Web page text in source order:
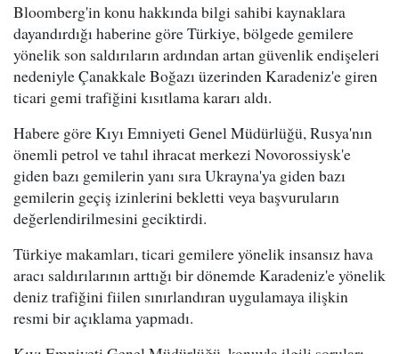
Bloomberg'in konu hakkında bilgi sahibi kaynaklara
dayandırdığı haberine göre Türkiye, bölgede gemilere
yönelik son saldırıların ardından artan güvenlik endişeleri
nedeniyle Çanakkale Boğazı üzerinden Karadeniz'e giren
ticari gemi trafiğini kısıtlama kararı aldı.
Habere göre Kıyı Emniyeti Genel Müdürlüğü, Rusya'nın
önemli petrol ve tahıl ihracat merkezi Novorossiysk'e
giden bazı gemilerin yanı sıra Ukrayna'ya giden bazı
gemilerin geçiş izinlerini bekletti veya başvuruların
değerlendirilmesini geciktirdi.
Türkiye makamları, ticari gemilere yönelik insansız hava
aracı saldırılarının arttığı bir dönemde Karadeniz'e yönelik
deniz trafiğini fiilen sınırlandıran uygulamaya ilişkin
resmi bir açıklama yapmadı.